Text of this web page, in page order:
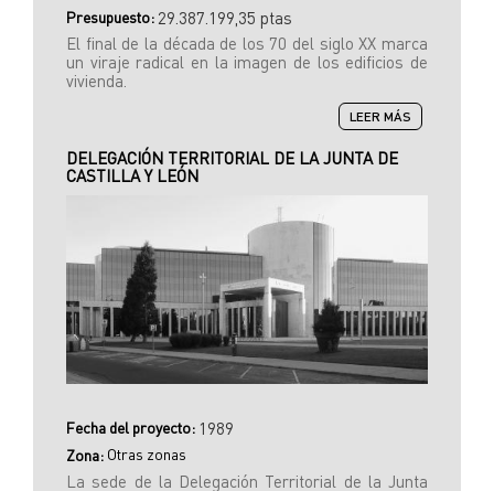
Presupuesto: 29.387.199,35 ptas
El final de la década de los 70 del siglo XX marca
un viraje radical en la imagen de los edificios de
vivienda.
LEER MÁS SOBRE
EDIFICIO
DELEGACIÓN TERRITORIAL DE LA JUNTA DE
CASTILLA Y LEÓN
Fecha del proyecto: 1989
Zona: Otras zonas
La sede de la Delegación Territorial de la Junta